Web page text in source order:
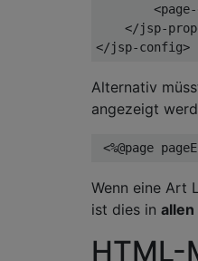
</jsp-
</jsp-config>
Alternativ
angezeigt
<%@page
Wenn eine Art
ist dies in allen
HTML-